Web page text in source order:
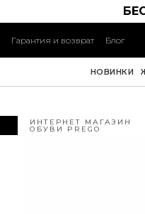
Гарантия и возврат Блог
НОВИНКИ
ИНТЕРНЕТ МАГАЗИН
ОБУВИ PREGO